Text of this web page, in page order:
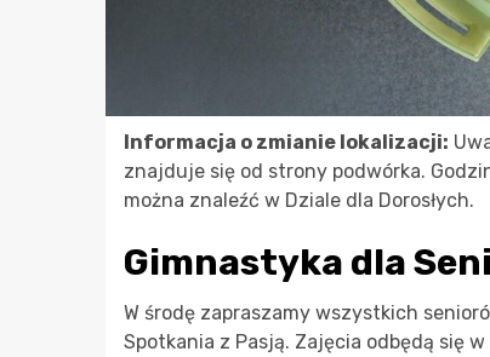
Informacja o zmianie lokalizacji:
znajduje się od strony podwórka.
można znaleźć w Dziale dla Dorosłych.
Gimnastyka dla
W środę zapraszamy wszystkich
Spotkania z Pasją. Zajęcia odbędą się